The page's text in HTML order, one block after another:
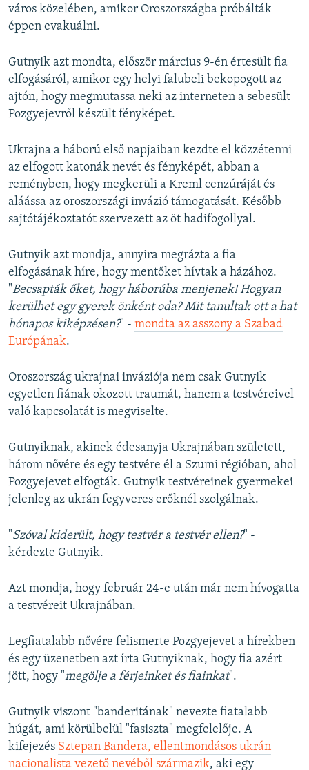
város közelében, amikor Oroszországba próbálták
éppen evakuálni.
Gutnyik azt mondta, először március 9-én értesült fia
elfogásáról, amikor egy helyi falubeli bekopogott az
ajtón, hogy megmutassa neki az interneten a sebesült
Pozgyejevről készült fényképet.
Ukrajna a háború első napjaiban kezdte el közzétenni
az elfogott katonák nevét és fényképét, abban a
reményben, hogy megkerüli a Kreml cenzúráját és
aláássa az oroszországi invázió támogatását. Később
sajtótájékoztatót szervezett az öt hadifogollyal.
Gutnyik azt mondja, annyira megrázta a fia
elfogásának híre, hogy mentőket hívtak a házához.
"Becsapták őket, hogy háborúba menjenek! Hogyan
kerülhet egy gyerek önként oda? Mit tanultak ott a hat
hónapos kiképzésen?" - mondta az asszony a Szabad
Európának.
Oroszország ukrajnai inváziója nem csak Gutnyik
egyetlen fiának okozott traumát, hanem a testvéreivel
való kapcsolatát is megviselte.
Gutnyiknak, akinek édesanyja Ukrajnában született,
három nővére és egy testvére él a Szumi régióban, ahol
Pozgyejevet elfogták. Gutnyik testvéreinek gyermekei
jelenleg az ukrán fegyveres erőknél szolgálnak.
"Szóval kiderült, hogy testvér a testvér ellen?" -
kérdezte Gutnyik.
Azt mondja, hogy február 24-e után már nem hívogatta
a testvéreit Ukrajnában.
Legfiatalabb nővére felismerte Pozgyejevet a hírekben
és egy üzenetben azt írta Gutnyiknak, hogy fia azért
jött, hogy "megölje a férjeinket és fiainkat".
Gutnyik viszont "banderitának" nevezte fiatalabb
húgát, ami körülbelül "fasiszta" megfelelője. A
kifejezés Sztepan Bandera, ellentmondásos ukrán
nacionalista vezető nevéből származik, aki egy